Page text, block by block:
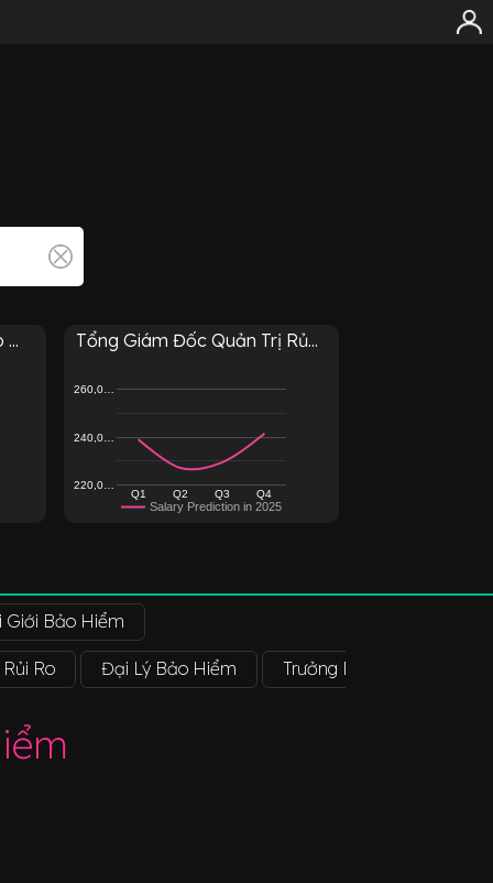
Tổng Giám Đốc Quản Trị Rủ...
Salary Prediction in 2025
Q1 Q2 Q3 Q4
220,0…
240,0…
260,0…
Giới Bảo Hiểm
Ro Đại Lý Bảo Hiểm Trưởng Phòng Phòng